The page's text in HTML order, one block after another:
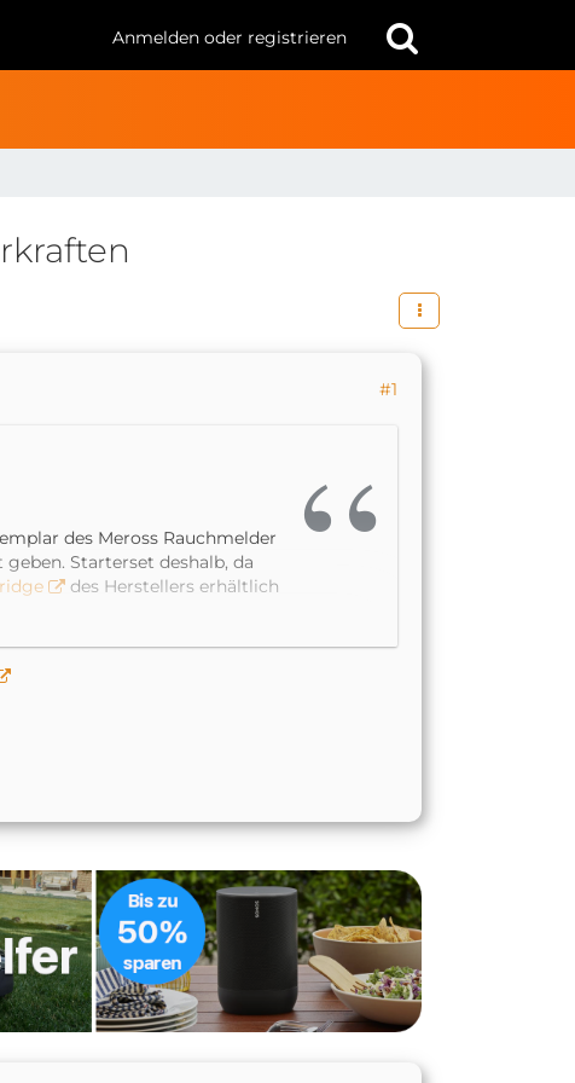
Anmelden oder registrieren
#1
des Meross Rauchmelder
Starterset deshalb, da
des Herstellers erhältlich
dieses kleine Zusatzteil
Zudem hatMeross uns im
Bewegungsmelder und
Im April sollte es mit dem
Geräte angebunden werden.
heimischen Netzwerk
Update erhalten hat –
App automatisch erkannt und